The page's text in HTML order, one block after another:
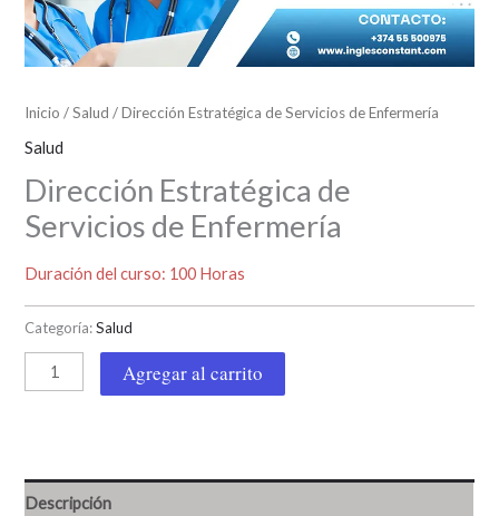
Inicio /Salud / Dirección Estratégica de Servicios de Enfermería
Salud
Dirección Estratégica de
Servicios de Enfermería
Duración del curso: 100 Horas
Categoría:Salud
Agregar al carrito
Descripción